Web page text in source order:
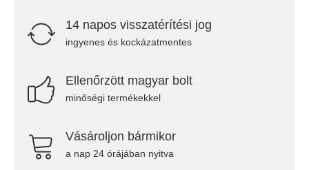
14 napos visszatérítési jog
ingyenes és kockázatmentes
Ellenőrzött magyar bolt
minőségi termékekkel
Vásároljon bármikor
a nap 24 órájában nyitva